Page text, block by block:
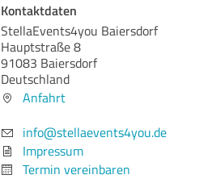
Kontaktdaten
StellaEvents4you Baiersdorf
Hauptstraße 8
91083 Baiersdorf
Deutschland
Anfahrt
info@stellaevents4you.de
Impressum
Termin vereinbaren